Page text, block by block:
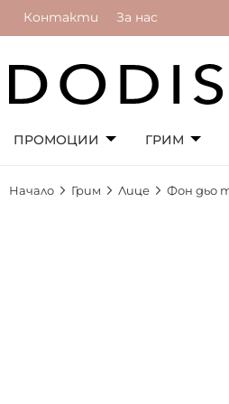
Контакти За нас
ПРОМОЦИИ ГРИМ
Начало Грим Лице Фон дьо